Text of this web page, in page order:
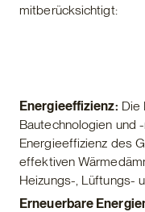
mitberücksichtigt:
Energieeffizienz: Die
Bautechnologien und
Energieeffizienz des
effektiven
Heizungs-, Lüftungs-
Erneuerbare